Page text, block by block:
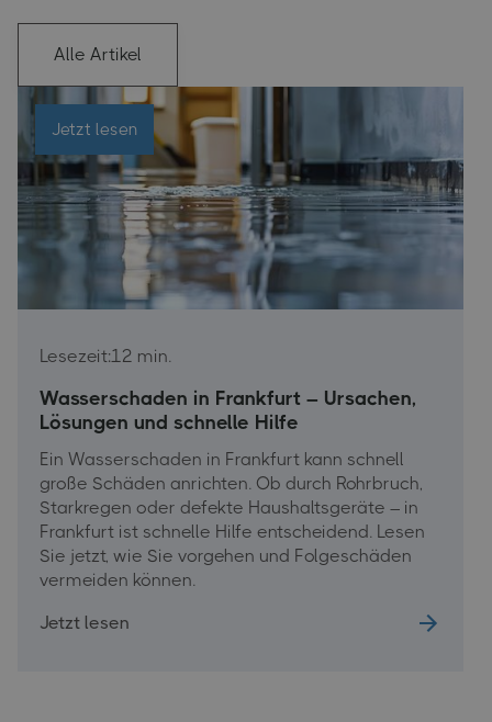
Alle Artikel
Jetzt lesen
Lesezeit:12 min.
Wasserschaden in Frankfurt – Ursachen,
Lösungen und schnelle Hilfe
Ein Wasserschaden in Frankfurt kann schnell
große Schäden anrichten. Ob durch Rohrbruch,
Starkregen oder defekte Haushaltsgeräte – in
Frankfurt ist schnelle Hilfe entscheidend. Lesen
Sie jetzt, wie Sie vorgehen und Folgeschäden
vermeiden können.
Jetzt lesen